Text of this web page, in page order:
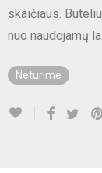
skaičiaus.
nuo naudojamų
Neturime